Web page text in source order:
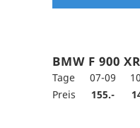
BMW F 900 XR
Tage 07-09
Preis
155.-